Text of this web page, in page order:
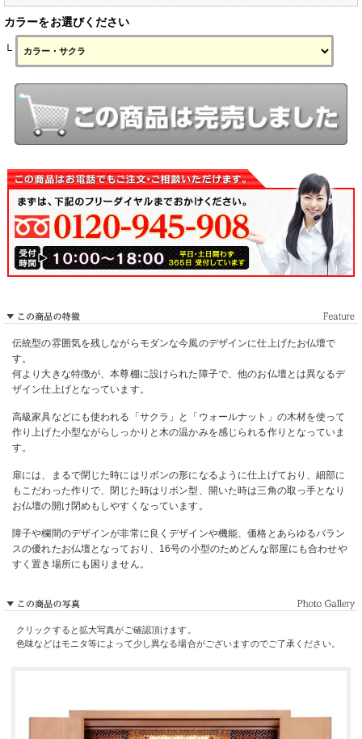
カラーをお選びください
└
伝統型の雰囲気を残しながらモダンな今風のデザインに仕上げたお仏壇で
す。
何より大きな特徴が、本尊棚に設けられた障子で、他のお仏壇とは異なるデ
ザイン仕上げとなっています。
高級家具などにも使われる「サクラ」と「ウォールナット」の木材を使って
作り上げた小型ながらしっかりと木の温かみを感じられる作りとなっていま
す。
扉には、まるで閉じた時にはリボンの形になるように仕上げており、細部に
もこだわった作りで、閉じた時はリボン型、開いた時は三角の取っ手となり
お仏壇の開け閉めもしやすくなっています。
障子や欄間のデザインが非常に良くデザインや機能、価格とあらゆるバラン
スの優れたお仏壇となっており、16号の小型のためどんな部屋にも合わせや
すく置き場所にも困りません。
クリックすると拡大写真がご確認頂けます。
色味などはモニタ等によって少し異なる場合がございますのでご了承ください。